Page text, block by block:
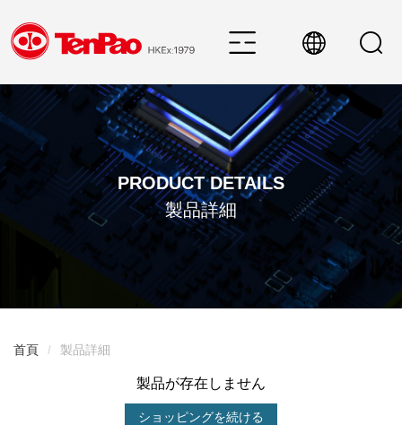
PRODUCT DETAILS
製品詳細
首頁 / 製品詳細
製品が存在しません
ショッピングを続ける